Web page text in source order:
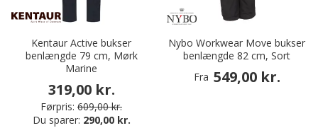
Kentaur Active bukser
benlængde 79 cm, Mørk
Marine
319,00 kr.
Førpris: 609,00 kr.
Du sparer: 290,00 kr.
Nybo Workwear Move bukser
benlængde 82 cm, Sort
Fra 549,00 kr.